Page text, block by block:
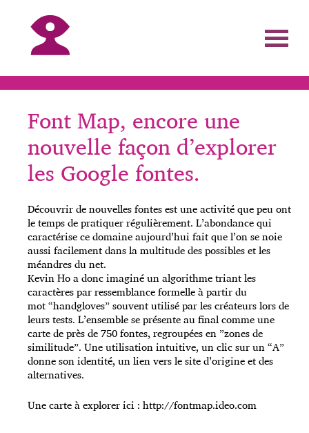
Font Map, encore une
nouvelle façon d’explorer
les Google fontes.
Découvrir de nouvelles fontes est une activité que peu ont
le temps de pratiquer régulièrement. L’abondance qui
caractérise ce domaine aujourd’hui fait que l’on se noie
aussi facilement dans la multitude des possibles et les
méandres du net.
Kevin Ho a donc imaginé un algorithme triant les
caractères par ressemblance formelle à partir du
mot “handgloves” souvent utilisé par les créateurs lors de
leurs tests. L’ensemble se présente au final comme une
carte de près de 750 fontes, regroupées en ”zones de
similitude”. Une utilisation intuitive, un clic sur un “A”
donne son identité, un lien vers le site d’origine et des
alternatives.
Une carte à explorer ici : http://fontmap.ideo.com